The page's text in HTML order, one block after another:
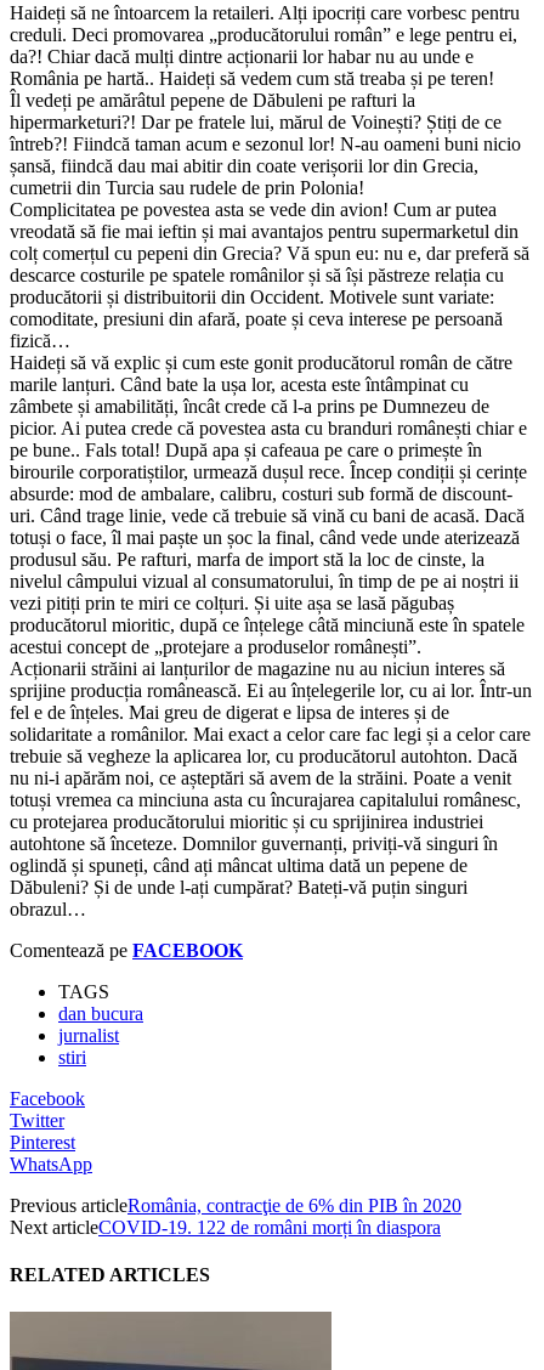
Haideți să ne întoarcem la retaileri. Alți ipocriți care vorbesc pentru
creduli. Deci promovarea „producătorului român” e lege pentru ei,
da?! Chiar dacă mulți dintre acționarii lor habar nu au unde e
România pe hartă.. Haideți să vedem cum stă treaba și pe teren!
Îl vedeți pe amărâtul pepene de Dăbuleni pe rafturi la
hipermarketuri?! Dar pe fratele lui, mărul de Voinești? Știți de ce
întreb?! Fiindcă taman acum e sezonul lor! N-au oameni buni nicio
șansă, fiindcă dau mai abitir din coate verișorii lor din Grecia,
cumetrii din Turcia sau rudele de prin Polonia!
Complicitatea pe povestea asta se vede din avion! Cum ar putea
vreodată să fie mai ieftin și mai avantajos pentru supermarketul din
colț comerțul cu pepeni din Grecia? Vă spun eu: nu e, dar preferă să
descarce costurile pe spatele românilor și să își păstreze relația cu
producătorii și distribuitorii din Occident. Motivele sunt variate:
comoditate, presiuni din afară, poate și ceva interese pe persoană
fizică…
Haideți să vă explic și cum este gonit producătorul român de către
marile lanțuri. Când bate la ușa lor, acesta este întâmpinat cu
zâmbete și amabilități, încât crede că l-a prins pe Dumnezeu de
picior. Ai putea crede că povestea asta cu branduri românești chiar e
pe bune.. Fals total! După apa și cafeaua pe care o primește în
birourile corporatiștilor, urmează dușul rece. Încep condiții și cerințe
absurde: mod de ambalare, calibru, costuri sub formă de discount-
uri. Când trage linie, vede că trebuie să vină cu bani de acasă. Dacă
totuși o face, îl mai paște un șoc la final, când vede unde aterizează
produsul său. Pe rafturi, marfa de import stă la loc de cinste, la
nivelul câmpului vizual al consumatorului, în timp de pe ai noștri ii
vezi pitiți prin te miri ce colțuri. Și uite așa se lasă păgubaș
producătorul mioritic, după ce înțelege câtă minciună este în spatele
acestui concept de „protejare a produselor românești”.
Acționarii străini ai lanțurilor de magazine nu au niciun interes să
sprijine producția românească. Ei au înțelegerile lor, cu ai lor. Într-un
fel e de înțeles. Mai greu de digerat e lipsa de interes și de
solidaritate a românilor. Mai exact a celor care fac legi și a celor care
trebuie să vegheze la aplicarea lor, cu producătorul autohton. Dacă
nu ni-i apărăm noi, ce așteptări să avem de la străini. Poate a venit
totuși vremea ca minciuna asta cu încurajarea capitalului românesc,
cu protejarea producătorului mioritic și cu sprijinirea industriei
autohtone să înceteze. Domnilor guvernanți, priviți-vă singuri în
oglindă și spuneți, când ați mâncat ultima dată un pepene de
Dăbuleni? Și de unde l-ați cumpărat? Bateți-vă puțin singuri
obrazul…
Comentează pe FACEBOOK
TAGS
dan bucura
jurnalist
stiri
Facebook
Twitter
Pinterest
WhatsApp
Previous articleRomânia, contracţie de 6% din PIB în 2020
Next articleCOVID-19. 122 de români morți în diaspora
RELATED ARTICLES